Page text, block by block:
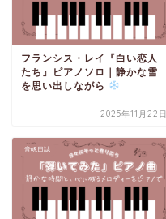
フランシス・レイ『白い恋人
たち』ピアノソロ｜静かな雪
を思い出しながら
2025年11月22日
音帆日誌